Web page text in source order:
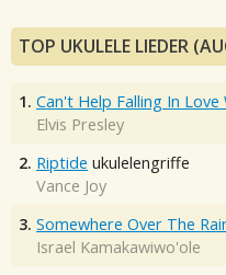
TOP UKULELE LIEDER
1. Can't Help Falling In Love
Elvis Presley
2. Riptide ukulelengriffe
Vance Joy
3. Somewhere Over The
Israel Kamakawiwo'ole